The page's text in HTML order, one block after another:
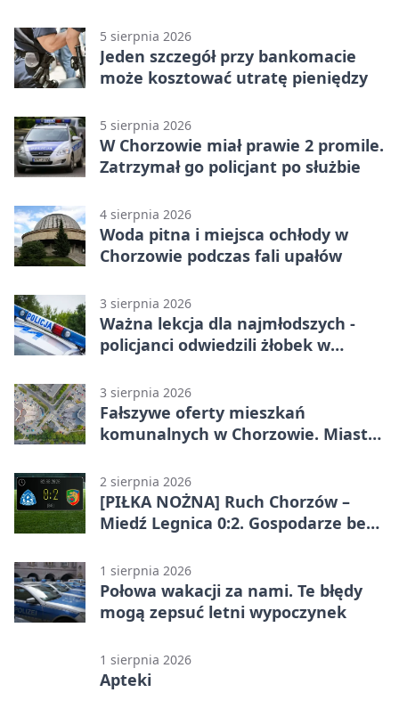
5 sierpnia 2026
Jeden szczegół przy bankomacie
może kosztować utratę pieniędzy
5 sierpnia 2026
W Chorzowie miał prawie 2 promile.
Zatrzymał go policjant po służbie
4 sierpnia 2026
Woda pitna i miejsca ochłody w
Chorzowie podczas fali upałów
3 sierpnia 2026
Ważna lekcja dla najmłodszych -
policjanci odwiedzili żłobek w
3 sierpnia 2026
Fałszywe oferty mieszkań
komunalnych w Chorzowie. Miasto
2 sierpnia 2026
[PIŁKA NOŻNA] Ruch Chorzów –
Miedź Legnica 0:2. Gospodarze bez
1 sierpnia 2026
Połowa wakacji za nami. Te błędy
mogą zepsuć letni wypoczynek
1 sierpnia 2026
Apteki